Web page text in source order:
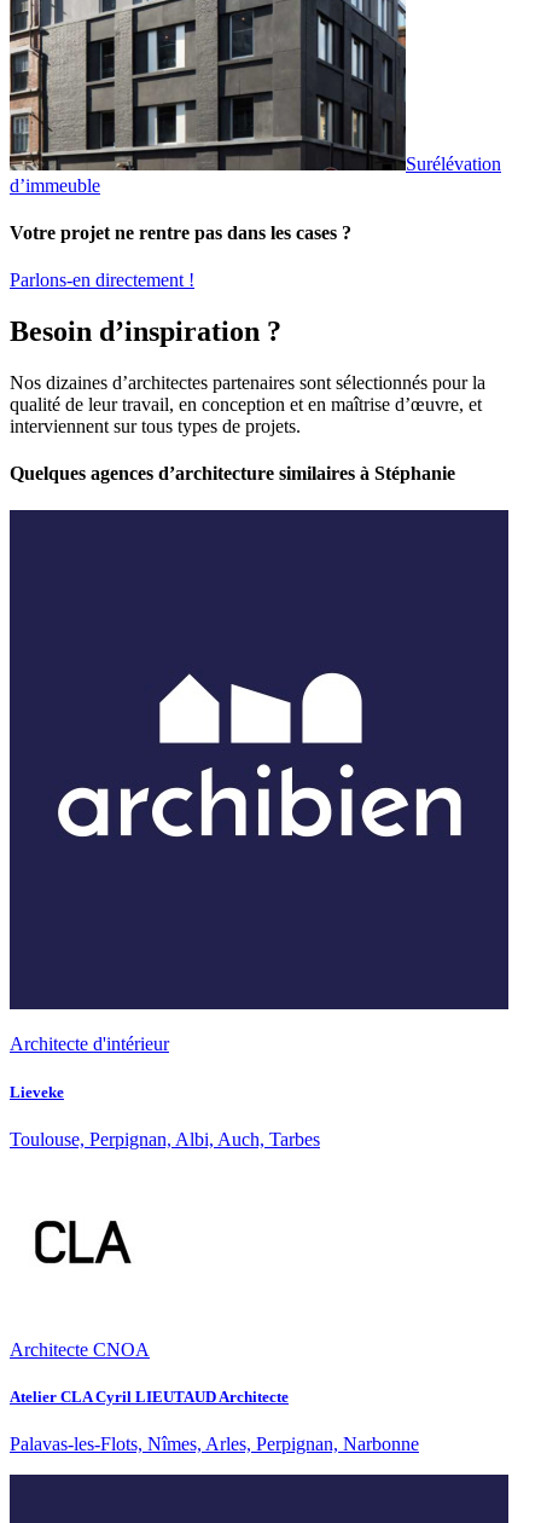
Surélévation
d’immeuble
Votre projet ne rentre pas dans les cases ?
Parlons-en directement !
Besoin d’inspiration ?
Nos dizaines d’architectes partenaires sont sélectionnés pour la
qualité de leur travail, en conception et en maîtrise d’œuvre, et
interviennent sur tous types de projets.
Quelques agences d’architecture similaires à Stéphanie
Architecte d'intérieur
Lieveke
Toulouse, Perpignan, Albi, Auch, Tarbes
Architecte CNOA
Atelier CLA Cyril LIEUTAUD Architecte
Palavas-les-Flots, Nîmes, Arles, Perpignan, Narbonne